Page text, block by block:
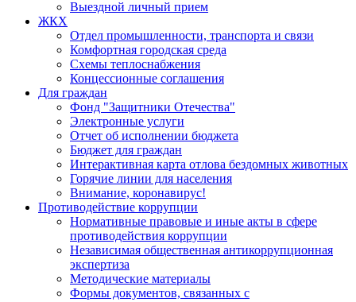
Выездной личный прием
ЖКХ
Отдел промышленности, транспорта и связи
Комфортная городская среда
Схемы теплоснабжения
Концессионные соглашения
Для граждан
Фонд "Защитники Отечества"
Электронные услуги
Отчет об исполнении бюджета
Бюджет для граждан
Интерактивная карта отлова бездомных животных
Горячие линии для населения
Внимание, коронавирус!
Противодействие коррупции
Нормативные правовые и иные акты в сфере
противодействия коррупции
Независимая общественная антикоррупционная
экспертиза
Методические материалы
Формы документов, связанных с